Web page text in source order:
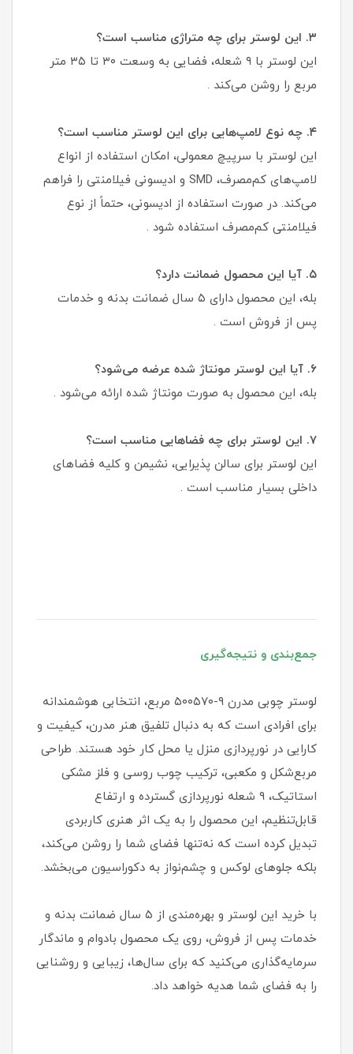
۳. این لوستر برای چه متراژی مناسب است؟
این لوستر با ۹ شعله، فضایی به وسعت ۳۰ تا ۳۵ متر
مربع را روشن می‌کند .
۴. چه نوع لامپ‌هایی برای این لوستر مناسب است؟
این لوستر با سرپیچ معمولی، امکان استفاده از انواع
لامپ‌های کم‌مصرف، SMD و ادیسونی فیلامنتی را فراهم
می‌کند. در صورت استفاده از ادیسونی، حتماً از نوع
فیلامنتی کم‌مصرف استفاده شود .
۵. آیا این محصول ضمانت دارد؟
بله، این محصول دارای ۵ سال ضمانت بدنه و خدمات
پس از فروش است .
۶. آیا این لوستر مونتاژ شده عرضه می‌شود؟
بله، این محصول به صورت مونتاژ شده ارائه می‌شود .
۷. این لوستر برای چه فضاهایی مناسب است؟
این لوستر برای سالن پذیرایی، نشیمن و کلیه فضاهای
داخلی بسیار مناسب است .
جمع‌بندی و نتیجه‌گیری
لوستر چوبی مدرن ۹-۵۰۰۵۷۰ مربع، انتخابی هوشمندانه
برای افرادی است که به دنبال تلفیق هنر مدرن، کیفیت و
کارایی در نورپردازی منزل یا محل کار خود هستند. طراحی
مربع‌شکل و مکعبی، ترکیب چوب روسی و فلز مشکی
استاتیک، ۹ شعله نورپردازی گسترده و ارتفاع
قابل‌تنظیم، این محصول را به یک اثر هنری کاربردی
تبدیل کرده است که نه‌تنها فضای شما را روشن می‌کند،
بلکه جلوهای لوکس و چشم‌نواز به دکوراسیون می‌بخشد.
با خرید این لوستر و بهره‌مندی از ۵ سال ضمانت بدنه و
خدمات پس از فروش، روی یک محصول بادوام و ماندگار
سرمایه‌گذاری می‌کنید که برای سال‌ها، زیبایی و روشنایی
را به فضای شما هدیه خواهد داد.